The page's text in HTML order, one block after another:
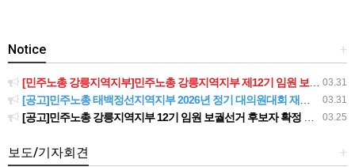
+
Notice
03.31
[민주노총 강릉지역지부]민주노총 강릉지역지부 제12기 임원 보궐선거결과 공고
03.31
[공고]민주노총 태백정선지역지부 2026년 정기 대의원대회 재소집 건
03.25
[공고]민주노총 강릉지역지부 12기 임원 보궐선거 후보자 확정 공고
+
보도/기자회견